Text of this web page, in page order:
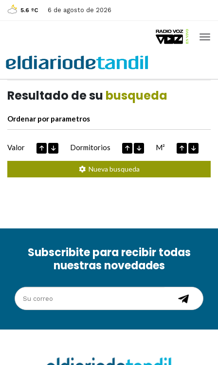
5.6 ºC 6 de agosto de 2026
Resultado de su busqueda
Ordenar por parametros
Valor Dormitorios M²
Nueva busqueda
Subscribite para recibir todas
nuestras novedades